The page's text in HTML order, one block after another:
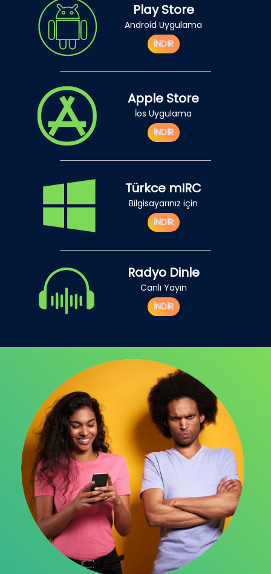
Play Store
Android Uygulama
İNDİR
Apple Store
İos Uygulama
İNDİR
Türkce mIRC
Bilgisayarınız için
İNDİR
Radyo Dinle
Canlı Yayın
İNDİR